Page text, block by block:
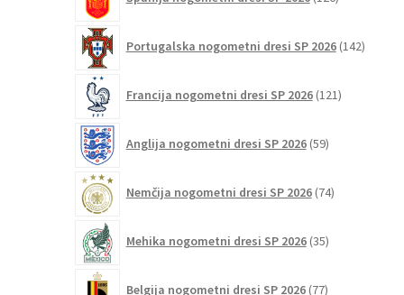
izdelkov
Portugalska nogometni dresi SP 2026 142
Francija nogometni dresi SP 2026 121izdelkov
Anglija nogometni dresi SP 2026 59izdelkov
Nemčija nogometni dresi SP 2026 74izdelkov
Mehika nogometni dresi SP 2026 35izdelkov
Belgija nogometni dresi SP 2026 77